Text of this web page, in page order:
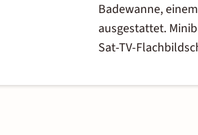
Badewanne,
ausgestattet.
Sat-TV-